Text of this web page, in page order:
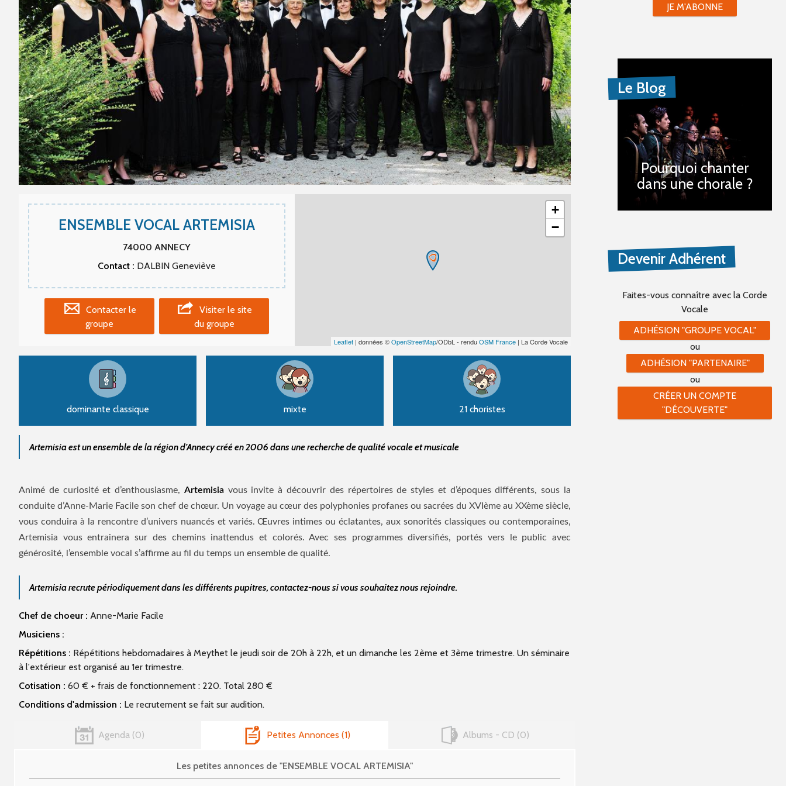
ENSEMBLE VOCAL ARTEMISIA
74000 ANNECY
Contact : DALBIN Geneviève
Contacter le
groupe
Visiter le site
du groupe
+
−
Leaflet | données ©OpenStreetMap/ODbL - renduOSM France | La Corde Vocale
dominante classique mixte 21 choristes
Artemisia est un ensemble de la région d’Annecy créé en 2006 dans une recherche de qualité vocale et musicale
Animé de curiosité et d’enthousiasme, Artemisia vous invite à découvrir des répertoires de styles et d’époques différents, sous la
conduite d’Anne-Marie Facile son chef de chœur. Un voyage au cœur des polyphonies profanes ou sacrées du XVIème au XXème siècle,
vous conduira à la rencontre d’univers nuancés et variés. Œuvres intimes ou éclatantes, aux sonorités classiques ou contemporaines,
Artemisia vous entrainera sur des chemins inattendus et colorés.Avec ses programmes diversifiés, portés vers le public avec
générosité, l’ensemble vocal s’affirme au fil du temps un ensemble de qualité.
Artemisia recrute périodiquement dans les différents pupitres, contactez-nous si vous souhaitez nous rejoindre.
Chef de choeur : Anne-Marie Facile
Musiciens :
Répétitions : Répétitions hebdomadaires à Meythet le jeudi soir de 20h à 22h, et un dimanche les 2ème et 3ème trimestre. Un séminaire
à l'extérieur est organisé au 1er trimestre.
Cotisation : 60 € + frais de fonctionnement : 220. Total 280 €
Conditions d'admission : Le recrutement se fait sur audition.
Agenda 0 Petites Annonces 1
Les petites annonces de "ENSEMBLE VOCAL ARTEMISIA"
Albums - CD 0
JE M'ABONNE
Le Blog
Pourquoi chanter
dans une chorale ?
Devenir Adhérent
Faites-vous connaître avec la Corde
Vocale
ADHÉSION "GROUPE VOCAL"
ou
ADHÉSION "PARTENAIRE"
ou
CRÉER UN COMPTE
"DÉCOUVERTE"